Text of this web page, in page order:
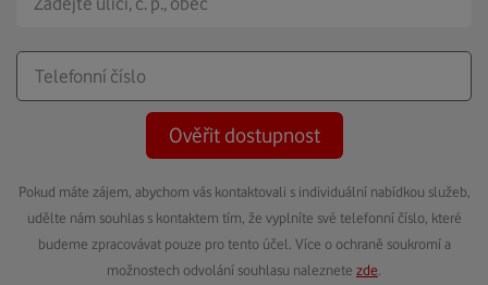
Ověřit dostupnost
Pokud máte zájem, abychom vás kontaktovali s individuální nabídkou služeb,
udělte nám souhlas s kontaktem tím, že vyplníte své telefonní číslo, které
budeme zpracovávat pouze pro tento účel. Více o ochraně soukromí a
možnostech odvolání souhlasu naleznete zde